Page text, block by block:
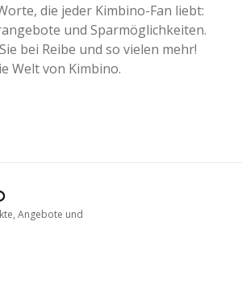
die jeder Kimbino-Fan liebt:
und Sparmöglichkeiten.
bei Reibe und so vielen mehr!
Welt von Kimbino.
Angebote und